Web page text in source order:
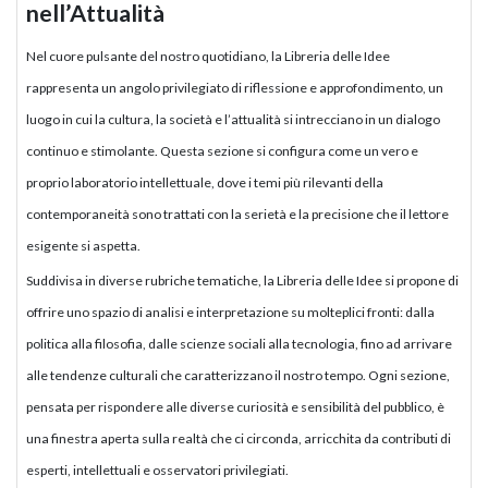
nell’Attualità
Nel cuore pulsante del nostro quotidiano, la Libreria delle Idee
rappresenta un angolo privilegiato di riflessione e approfondimento, un
luogo in cui la cultura, la società e l’attualità si intrecciano in un dialogo
continuo e stimolante. Questa sezione si configura come un vero e
proprio laboratorio intellettuale, dove i temi più rilevanti della
contemporaneità sono trattati con la serietà e la precisione che il lettore
esigente si aspetta.
Suddivisa in diverse rubriche tematiche, la Libreria delle Idee si propone di
offrire uno spazio di analisi e interpretazione su molteplici fronti: dalla
politica alla filosofia, dalle scienze sociali alla tecnologia, fino ad arrivare
alle tendenze culturali che caratterizzano il nostro tempo. Ogni sezione,
pensata per rispondere alle diverse curiosità e sensibilità del pubblico, è
una finestra aperta sulla realtà che ci circonda, arricchita da contributi di
esperti, intellettuali e osservatori privilegiati.